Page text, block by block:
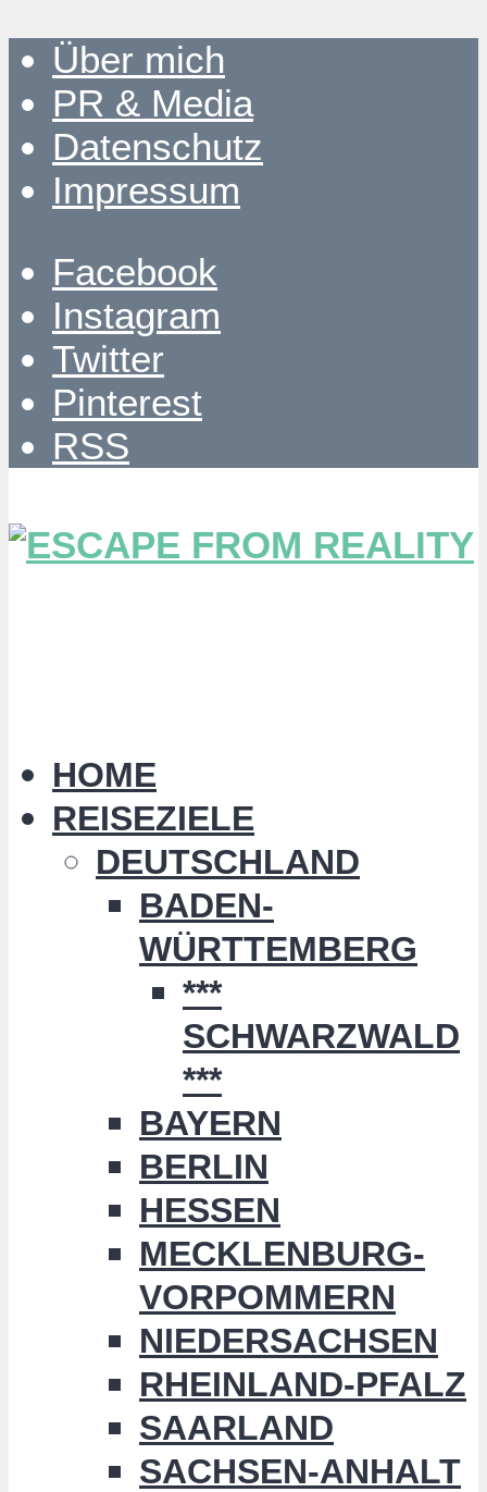
Über mich
PR & Media
Datenschutz
Impressum
Facebook
Instagram
Twitter
Pinterest
RSS
HOME
REISEZIELE
DEUTSCHLAND
BADEN-
WÜRTTEMBERG
***
SCHWARZWALD
***
BAYERN
BERLIN
HESSEN
MECKLENBURG-
VORPOMMERN
NIEDERSACHSEN
RHEINLAND-PFALZ
SAARLAND
SACHSEN-ANHALT